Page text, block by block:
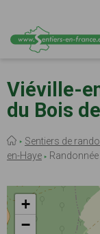
au
contenu
principal
Viéville-
du Bois
Fil
d'Ariane
Sentiers de
en-Haye
+
−